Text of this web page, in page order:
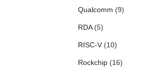
Qualcomm (9)
RDA(5)
RISC-V(10)
Rockchip(16)